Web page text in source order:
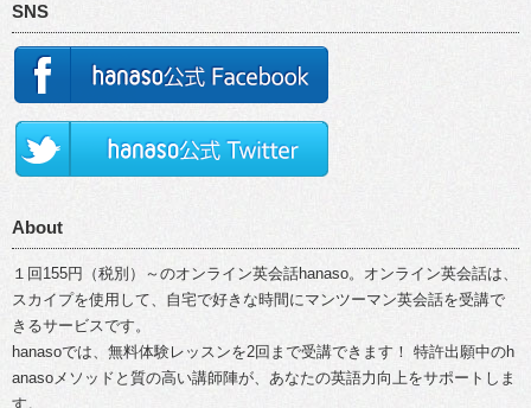
SNS
About
１回155円（税別）～のオンライン英会話hanaso。オンライン英会話は、
スカイプを使用して、自宅で好きな時間にマンツーマン英会話を受講で
きるサービスです。
hanasoでは、無料体験レッスンを2回まで受講できます！ 特許出願中のh
anasoメソッドと質の高い講師陣が、あなたの英語力向上をサポートしま
す。